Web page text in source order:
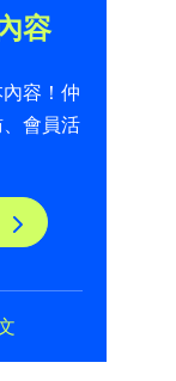
容
容！仲
會員活